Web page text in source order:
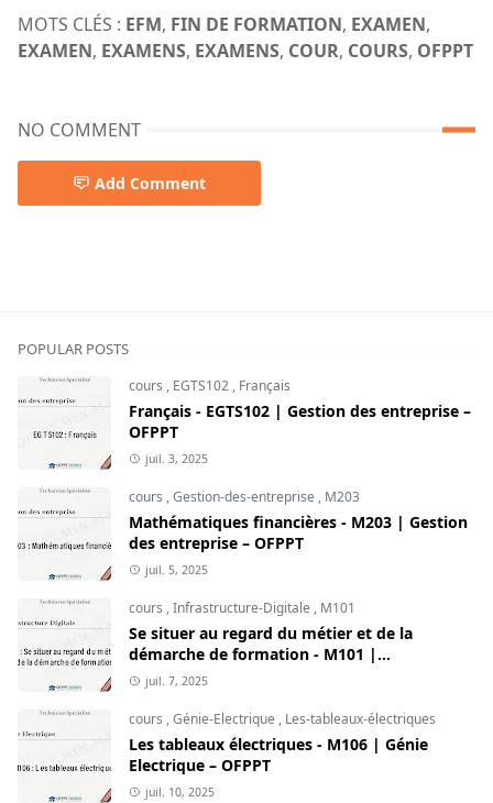
MOTS CLÉS : EFM, FIN DE FORMATION, EXAMEN,
EXAMEN, EXAMENS, EXAMENS, COUR, COURS, OFPPT
NO COMMENT
Add Comment
POPULAR POSTS
cours , EGTS102 , Français
Français - EGTS102 | Gestion des entreprise –
OFPPT
juil. 3, 2025
cours ,Gestion-des-entreprise , M203
Mathématiques financières - M203 | Gestion
des entreprise – OFPPT
juil. 5, 2025
cours ,Infrastructure-Digitale , M101
Se situer au regard du métier et de la
démarche de formation - M101 |
Infrastructure Digitale – OFPPT
juil. 7, 2025
cours ,Génie-Electrique , Les-tableaux-électriques
Les tableaux électriques - M106 | Génie
Electrique – OFPPT
juil. 10, 2025